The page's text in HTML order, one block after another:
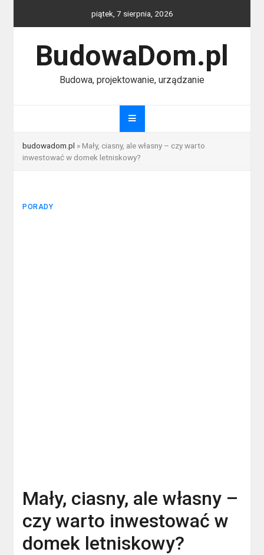
piątek, 7 sierpnia, 2026
BudowaDom.pl
Budowa, projektowanie, urządzanie
budowadom.pl » Mały, ciasny, ale własny – czy warto
inwestować w domek letniskowy?
PORADY
Mały, ciasny, ale własny –
czy warto inwestować w
domek letniskowy?